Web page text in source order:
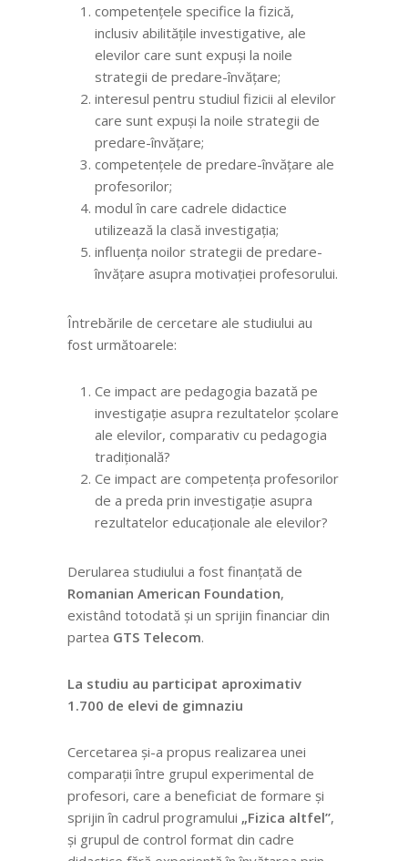
competențele specifice la fizică,
inclusiv abilitățile investigative, ale
elevilor care sunt expuși la noile
strategii de predare-învățare;
interesul pentru studiul fizicii al elevilor
care sunt expuși la noile strategii de
predare-învățare;
competențele de predare-învățare ale
profesorilor;
modul în care cadrele didactice
utilizează la clasă investigația;
influența noilor strategii de predare-
învățare asupra motivației profesorului.
Întrebările de cercetare ale studiului au
fost următoarele:
Ce impact are pedagogia bazată pe
investigație asupra rezultatelor școlare
ale elevilor, comparativ cu pedagogia
tradițională?
Ce impact are competența profesorilor
de a preda prin investigație asupra
rezultatelor educaționale ale elevilor?
Derularea studiului a fost finanțată de
Romanian American Foundation,
existând totodată și un sprijin financiar din
partea GTS Telecom.
La studiu au participat aproximativ
1.700 de elevi de gimnaziu
Cercetarea și-a propus realizarea unei
comparații între grupul experimental de
profesori, care a beneficiat de formare și
sprijin în cadrul programului „Fizica altfel”,
și grupul de control format din cadre